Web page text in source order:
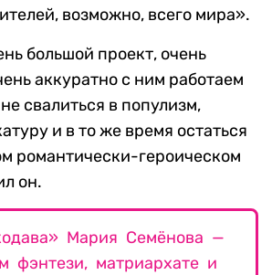
возможно, всего мира».
большой проект, очень
аккуратно с ним работаем
свалиться в популизм,
и в то же время остаться
романтически-героическом
он.
Мария Семёнова —
фэнтези, матриархате и